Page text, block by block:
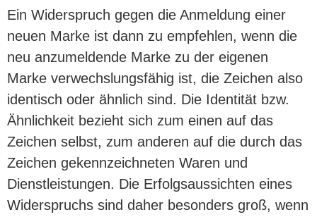
Ein Widerspruch gegen die Anmeldung einer
neuen Marke ist dann zu empfehlen, wenn die
neu anzumeldende Marke zu der eigenen
Marke verwechslungsfähig ist, die Zeichen also
identisch oder ähnlich sind. Die Identität bzw.
Ähnlichkeit bezieht sich zum einen auf das
Zeichen selbst, zum anderen auf die durch das
Zeichen gekennzeichneten Waren und
Dienstleistungen. Die Erfolgsaussichten eines
Widerspruchs sind daher besonders groß, wenn